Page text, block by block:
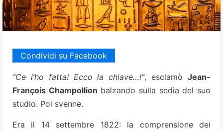
Condividi su Facebook
“Ce l’ho fatta! Ecco la chiave…!”, esclamòJean-
François Champollion balzando sulla sedia del suo
studio. Poi svenne.
Era il 14 settembre 1822: la comprensione dei